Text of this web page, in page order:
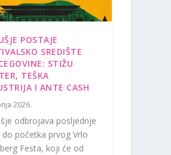
POSTAJE
SREDIŠTE
STIŽU
TEŠKA
I ANTE CASH
2026.
odbrojava posljednje
do početka prvog Vrlo
Festa, koji će od